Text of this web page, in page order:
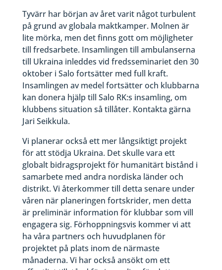
Tyvärr har början av året varit något turbulent
på grund av globala maktkamper. Molnen är
lite mörka, men det finns gott om möjligheter
till fredsarbete. Insamlingen till ambulanserna
till Ukraina inleddes vid fredsseminariet den 30
oktober i Salo fortsätter med full kraft.
Insamlingen av medel fortsätter och klubbarna
kan donera hjälp till Salo RK:s insamling, om
klubbens situation så tillåter. Kontakta gärna
Jari Seikkula.
Vi planerar också ett mer långsiktigt projekt
för att stödja Ukraina. Det skulle vara ett
globalt bidragsprojekt för humanitärt bistånd i
samarbete med andra nordiska länder och
distrikt. Vi återkommer till detta senare under
våren när planeringen fortskrider, men detta
är preliminär information för klubbar som vill
engagera sig. Förhoppningsvis kommer vi att
ha våra partners och huvudplanen för
projektet på plats inom de närmaste
månaderna. Vi har också ansökt om ett